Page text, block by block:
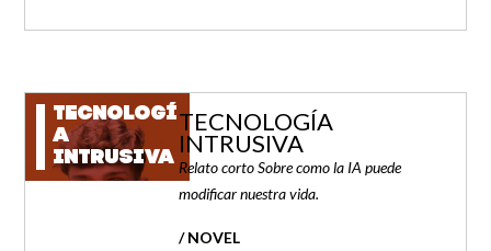
TECNOLOGÍ
A
INTRUSIVA
TECNOLOGÍA
INTRUSIVA
Relato corto Sobre como la IA puede
modificar nuestra vida.
/ NOVEL